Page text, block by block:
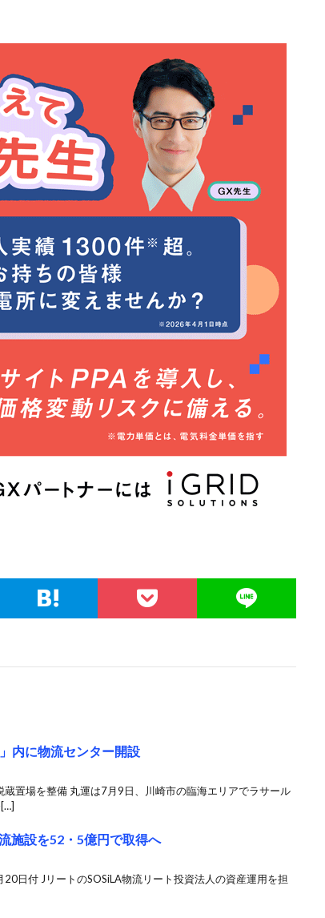
内に物流センター開設
置場を整備 丸運は7月9日、川崎市の臨海エリアでラサール
施設を52・5億円で取得へ
日付 JリートのSOSiLA物流リート投資法人の資産運用を担